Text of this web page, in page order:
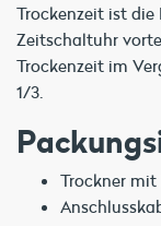
Trockenzeit ist die
Zeitschaltuhr
Trockenzeit im
1/3.
Trockner